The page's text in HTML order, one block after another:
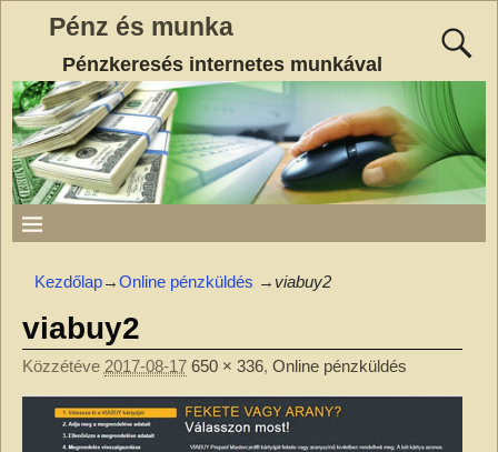
Pénz és munka
Pénzkeresés internetes munkával
Kezdőlap→Online pénzküldés → viabuy2
viabuy2
Közzétéve 2017-08-17 650 × 336, Online pénzküldés